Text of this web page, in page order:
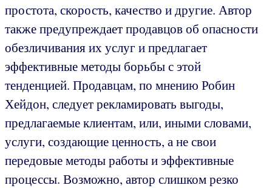
простота, скорость, качество и другие. Автор
также предупреждает продавцов об опасности
обезличивания их услуг и предлагает
эффективные методы борьбы с этой
тенденцией. Продавцам, по мнению Робин
Хейдон, следует рекламировать выгоды,
предлагаемые клиентам, или, иными словами,
услуги, создающие ценность, а не свои
передовые методы работы и эффективные
процессы. Возможно, автор слишком резко